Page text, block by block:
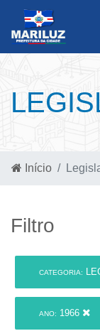
Início
Filtro
CATEGORIA:
ANO: 1966